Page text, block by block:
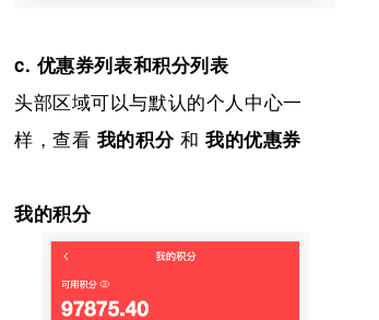
c. 优惠券列表和积分列表
头部区域可以与默认的个人中心一
样，查看 我的积分 和 我的优惠券
我的积分